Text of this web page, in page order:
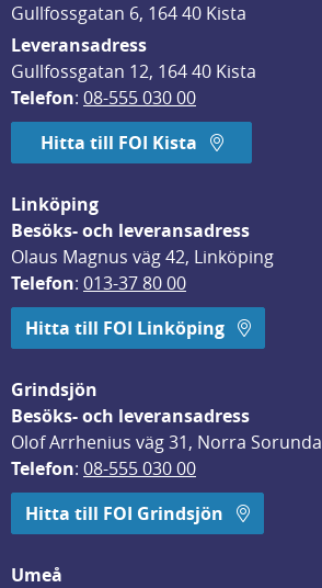
Gullfossgatan 6, 164 40 Kista
Leveransadress
Gullfossgatan 12, 164 40 Kista
Telefon: 08-555 030 00
Hitta till FOI Kista
Linköping
Besöks- och leveransadress
Olaus Magnus väg 42, Linköping
Telefon: 013-37 80 00
Hitta till FOI Linköping
Grindsjön
Besöks- och leveransadress
Olof Arrhenius väg 31, Norra Sorunda
Telefon: 08-555 030 00
Hitta till FOI Grindsjön
Umeå